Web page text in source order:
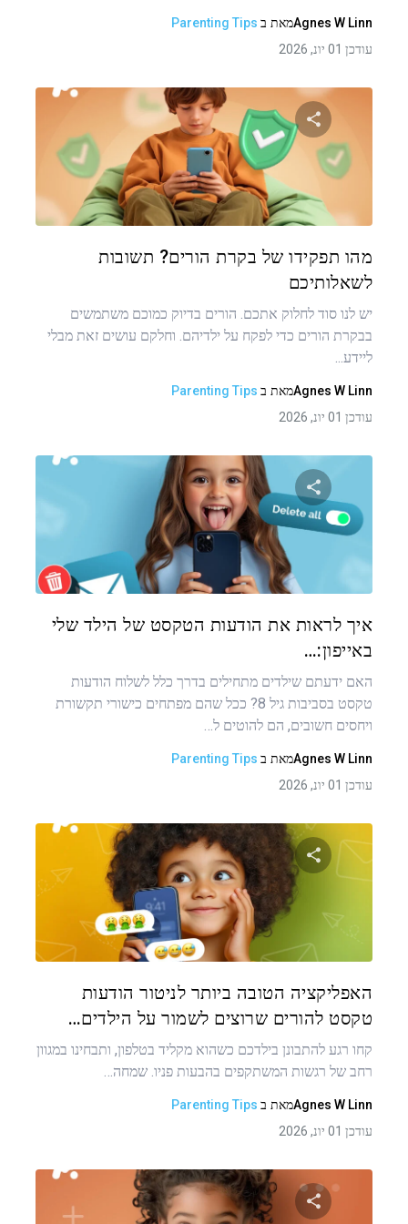
Agnes W Linnמאת ב Parenting Tips
עודכן 01 יונ, 2026
שתף מאמר זה
מהו תפקידו של בקרת הורים? תשובות
לשאלותיכם
יש לנו סוד לחלוק אתכם. הורים בדיוק כמוכם משתמשים
בבקרת הורים כדי לפקח על ילדיהם. וחלקם עושים זאת מבלי
ליידע...
Agnes W Linnמאת ב Parenting Tips
עודכן 01 יונ, 2026
שתף מאמר זה
איך לראות את הודעות הטקסט של הילד שלי
באייפון:…
האם ידעתם שילדים מתחילים בדרך כלל לשלוח הודעות
טקסט בסביבות גיל 8? ככל שהם מפתחים כישורי תקשורת
ויחסים חשובים, הם להוטים ל…
Agnes W Linnמאת ב Parenting Tips
עודכן 01 יונ, 2026
שתף מאמר זה
האפליקציה הטובה ביותר לניטור הודעות
טקסט להורים שרוצים לשמור על הילדים…
קחו רגע להתבונן בילדכם כשהוא מקליד בטלפון, ותבחינו במגוון
רחב של רגשות המשתקפים בהבעות פניו. שמחה…
Agnes W Linnמאת ב Parenting Tips
עודכן 01 יונ, 2026